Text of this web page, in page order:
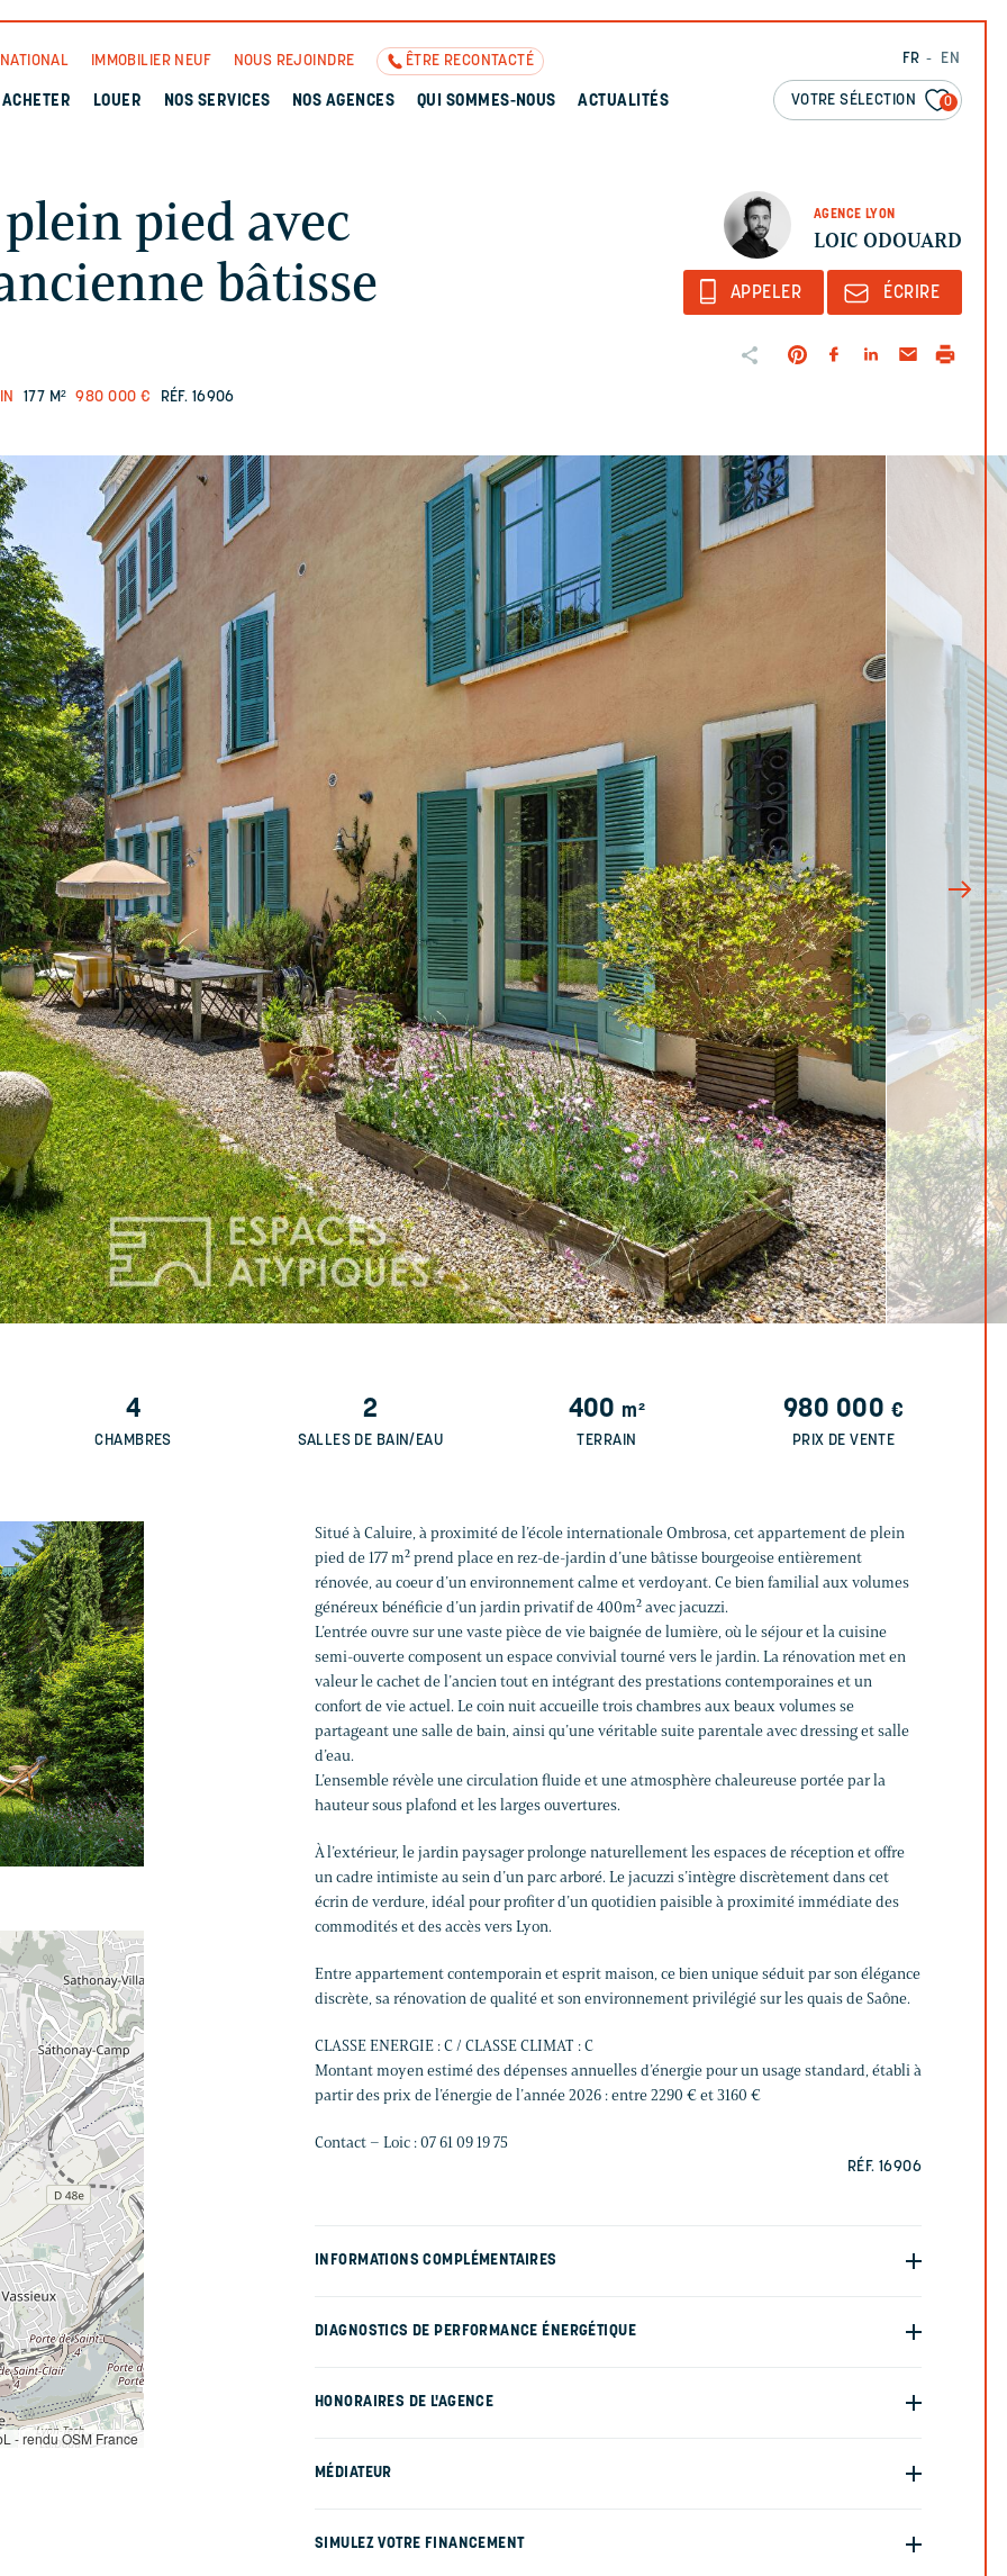
FR EN
VOTRE SÉLECTION 0
IMMOBILIER NEUF NOUS REJOINDRE ÊTRE RECONTACTÉ
ACHETER LOUER NOS SERVICES NOS AGENCES QUI SOMMES-NOUS ACTUALITÉS
AGENCE LYON
LOIC ODOUARD
pied avec
bâtisse
177 M² 980 000 € RÉF. 16906
APPELER ÉCRIRE
4
CHAMBRES
2
SALLES DE BAIN/EAU
400 m²
TERRAIN
980 000 €
PRIX DE VENTE
Situé à Caluire, à proximité de l’école internationale Ombrosa, cet appartement de plein
pied de 177 m² prend place en rez-de-jardin d’une bâtisse bourgeoise entièrement
rénovée, au coeur d’un environnement calme et verdoyant. Ce bien familial aux volumes
généreux bénéficie d’un jardin privatif de 400m² avec jacuzzi.
L’entrée ouvre sur une vaste pièce de vie baignée de lumière, où le séjour et la cuisine
semi-ouverte composent un espace convivial tourné vers le jardin. La rénovation met en
valeur le cachet de l’ancien tout en intégrant des prestations contemporaines et un
confort de vie actuel. Le coin nuit accueille trois chambres aux beaux volumes se
partageant une salle de bain, ainsi qu’une véritable suite parentale avec dressing et salle
d’eau.
L’ensemble révèle une circulation fluide et une atmosphère chaleureuse portée par la
hauteur sous plafond et les larges ouvertures.
À l’extérieur, le jardin paysager prolonge naturellement les espaces de réception et offre
un cadre intimiste au sein d’un parc arboré. Le jacuzzi s’intègre discrètement dans cet
écrin de verdure, idéal pour profiter d’un quotidien paisible à proximité immédiate des
commodités et des accès vers Lyon.
Entre appartement contemporain et esprit maison, ce bien unique séduit par son élégance
discrète, sa rénovation de qualité et son environnement privilégié sur les quais de Saône.
CLASSE ENERGIE : C / CLASSE CLIMAT : C
Montant moyen estimé des dépenses annuelles d’énergie pour un usage standard, établi à
partir des prix de l’énergie de l’année 2026 : entre 2290 € et 3160 €
Contact – Loic : 07 61 09 19 75
RÉF. 16906
INFORMATIONS COMPLÉMENTAIRES
DIAGNOSTICS DE PERFORMANCE ÉNERGÉTIQUE
HONORAIRES DE L'AGENCE
MÉDIATEUR
SIMULEZ VOTRE FINANCEMENT
- rendu OSM France